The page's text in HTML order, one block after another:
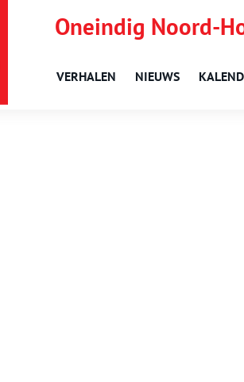
Oneindig Noord-
VERHALEN NIEUWS